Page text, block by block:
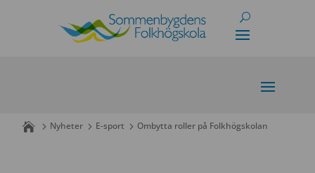
Nyheter E-sport Ombytta roller på Folkhögskolan